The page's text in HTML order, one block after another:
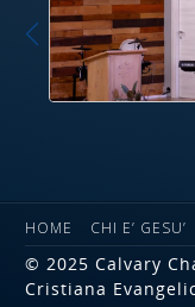
HOME CHI E’ GESU’
© 2025 Calvary
Cristiana